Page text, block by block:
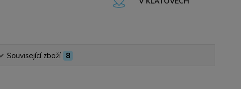
Související zboží 8